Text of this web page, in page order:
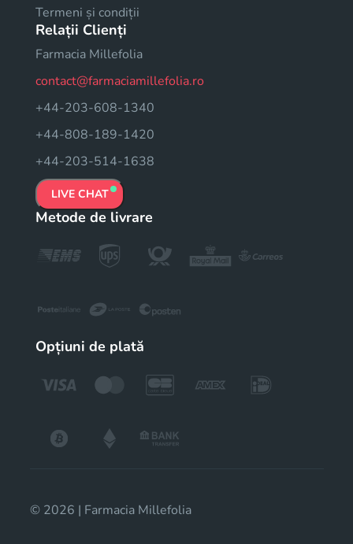
Termeni și condiții
Relații Clienți
Farmacia Millefolia
contact@farmaciamillefolia.ro
+44-203-608-1340
+44-808-189-1420
+44-203-514-1638
LIVE CHAT
Metode de livrare
Opțiuni de plată
© 2026 | Farmacia Millefolia